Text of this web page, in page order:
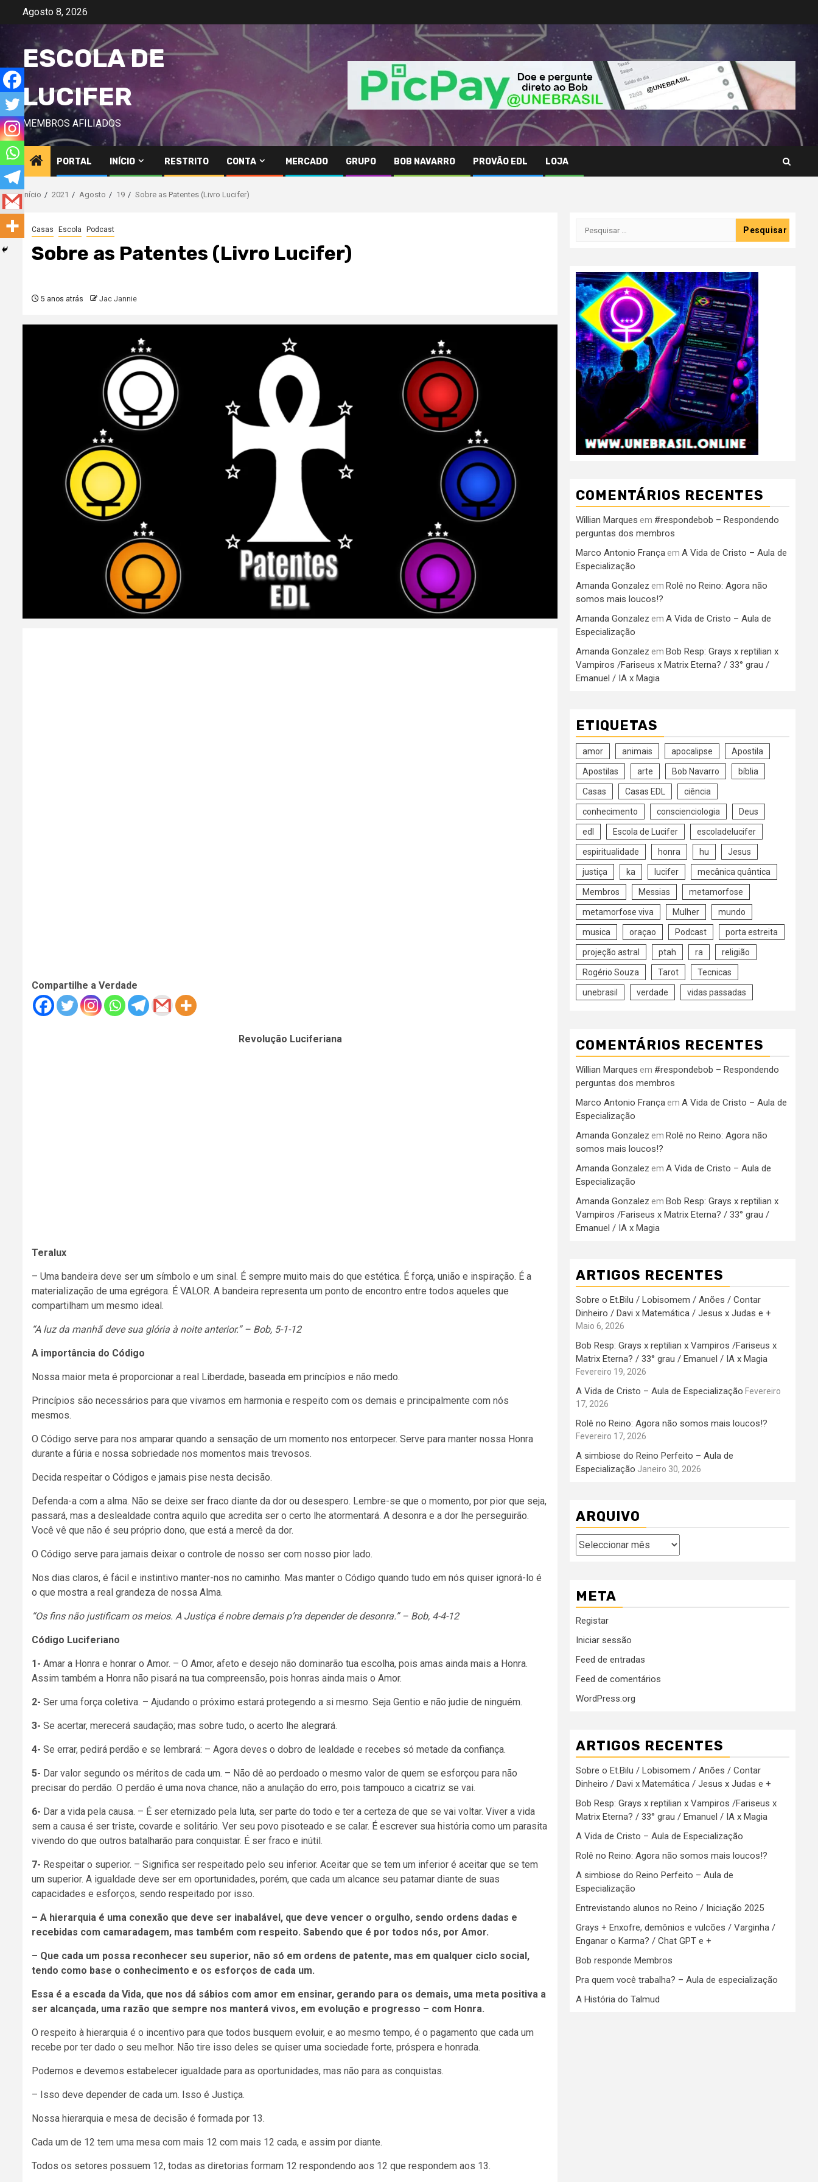
Avançar
conteúdo
Agosto 8, 2026
ESCOLA DE
LUCIFER
MEMBROS AFILIADOS
PORTAL INÍCIO RESTRITO CONTA MERCADO GRUPO BOB NAVARRO PROVÃO EDL LOJA
Início 2021 Agosto 19 Sobre as Patentes (Livro Lucifer)
Casas Escola Podcast
Sobre as Patentes (Livro Lucifer)
5 anos atrás Jac Jannie
Compartilhe a Verdade
Revolução Luciferiana
Teralux
– Uma bandeira deve ser um símbolo e um sinal. É sempre muito mais do que estética. É força, união e inspiração. É a
materialização de uma egrégora. É VALOR. A bandeira representa um ponto de encontro entre todos aqueles que
compartilham um mesmo ideal.
“A luz da manhã deve sua glória à noite anterior.” – Bob, 5-1-12
A importância do Código
Nossa maior meta é proporcionar a real Liberdade, baseada em princípios e não medo.
Princípios são necessários para que vivamos em harmonia e respeito com os demais e principalmente com nós
mesmos.
O Código serve para nos amparar quando a sensação de um momento nos entorpecer. Serve para manter nossa Honra
durante a fúria e nossa sobriedade nos momentos mais trevosos.
Decida respeitar o Códigos e jamais pise nesta decisão.
Defenda-a com a alma. Não se deixe ser fraco diante da dor ou desespero. Lembre-se que o momento, por pior que seja,
passará, mas a deslealdade contra aquilo que acredita ser o certo lhe atormentará. A desonra e a dor lhe perseguirão.
Você vê que não é seu próprio dono, que está a mercê da dor.
O Código serve para jamais deixar o controle de nosso ser com nosso pior lado.
Nos dias claros, é fácil e instintivo manter-nos no caminho. Mas manter o Código quando tudo em nós quiser ignorá-lo é
o que mostra a real grandeza de nossa Alma.
“Os fins não justificam os meios. A Justiça é nobre demais p’ra depender de desonra.” – Bob, 4-4-12
Código Luciferiano
1- Amar a Honra e honrar o Amor. – O Amor, afeto e desejo não dominarão tua escolha, pois amas ainda mais a Honra.
Assim também a Honra não pisará na tua compreensão, pois honras ainda mais o Amor.
2- Ser uma força coletiva. – Ajudando o próximo estará protegendo a si mesmo. Seja Gentio e não judie de ninguém.
3- Se acertar, merecerá saudação; mas sobre tudo, o acerto lhe alegrará.
4- Se errar, pedirá perdão e se lembrará: – Agora deves o dobro de lealdade e recebes só metade da confiança.
5- Dar valor segundo os méritos de cada um. – Não dê ao perdoado o mesmo valor de quem se esforçou para não
precisar do perdão. O perdão é uma nova chance, não a anulação do erro, pois tampouco a cicatriz se vai.
6- Dar a vida pela causa. – É ser eternizado pela luta, ser parte do todo e ter a certeza de que se vai voltar. Viver a vida
sem a causa é ser triste, covarde e solitário. Ver seu povo pisoteado e se calar. É escrever sua história como um parasita
vivendo do que outros batalharão para conquistar. É ser fraco e inútil.
7- Respeitar o superior. – Significa ser respeitado pelo seu inferior. Aceitar que se tem um inferior é aceitar que se tem
um superior. A igualdade deve ser em oportunidades, porém, que cada um alcance seu patamar diante de suas
capacidades e esforços, sendo respeitado por isso.
– A hierarquia é uma conexão que deve ser inabalável, que deve vencer o orgulho, sendo ordens dadas e
recebidas com camaradagem, mas também com respeito. Sabendo que é por todos nós, por Amor.
– Que cada um possa reconhecer seu superior, não só em ordens de patente, mas em qualquer ciclo social,
tendo como base o conhecimento e os esforços de cada um.
Essa é a escada da Vida, que nos dá sábios com amor em ensinar, gerando para os demais, uma meta positiva a
ser alcançada, uma razão que sempre nos manterá vivos, em evolução e progresso – com Honra.
O respeito à hierarquia é o incentivo para que todos busquem evoluir, e ao mesmo tempo, é o pagamento que cada um
recebe por ter dado o seu melhor. Não tire isso deles se quiser uma sociedade forte, próspera e honrada.
Podemos e devemos estabelecer igualdade para as oportunidades, mas não para as conquistas.
– Isso deve depender de cada um. Isso é Justiça.
Nossa hierarquia e mesa de decisão é formada por 13.
Cada um de 12 tem uma mesa com mais 12 com mais 12 cada, e assim por diante.
Todos os setores possuem 12, todas as diretorias formam 12 respondendo aos 12 que respondem aos 13.
Pesquisar
COMENTÁRIOS RECENTES
Willian Marques em #respondebob – Respondendo
perguntas dos membros
Marco Antonio França em A Vida de Cristo – Aula de
Especialização
Amanda Gonzalez em Rolê no Reino: Agora não
somos mais loucos!?
Amanda Gonzalez em A Vida de Cristo – Aula de
Especialização
Amanda Gonzalez em Bob Resp: Grays x reptilian x
Vampiros /Fariseus x Matrix Eterna? / 33° grau /
Emanuel / IA x Magia
ETIQUETAS
amor animais apocalipse Apostila
Apostilas arte Bob Navarro bíblia
Casas Casas EDL ciência
conhecimento conscienciologia Deus
edl Escola de Lucifer escoladelucifer
espiritualidade honra hu Jesus
justiça ka lucifer mecânica quântica
Membros Messias metamorfose
metamorfose viva Mulher mundo
musica oraçao Podcast porta estreita
projeção astral ptah ra religião
Rogério Souza Tarot Tecnicas
unebrasil verdade vidas passadas
COMENTÁRIOS RECENTES
Willian Marques em #respondebob – Respondendo
perguntas dos membros
Marco Antonio França em A Vida de Cristo – Aula de
Especialização
Amanda Gonzalez em Rolê no Reino: Agora não
somos mais loucos!?
Amanda Gonzalez em A Vida de Cristo – Aula de
Especialização
Amanda Gonzalez em Bob Resp: Grays x reptilian x
Vampiros /Fariseus x Matrix Eterna? / 33° grau /
Emanuel / IA x Magia
ARTIGOS RECENTES
Sobre o Et.Bilu / Lobisomem / Anões / Contar
Dinheiro / Davi x Matemática / Jesus x Judas e +
Maio 6, 2026
Bob Resp: Grays x reptilian x Vampiros /Fariseus x
Matrix Eterna? / 33° grau / Emanuel / IA x Magia
Fevereiro 19, 2026
A Vida de Cristo – Aula de Especialização Fevereiro
17, 2026
Rolê no Reino: Agora não somos mais loucos!?
Fevereiro 17, 2026
A simbiose do Reino Perfeito – Aula de
Especialização Janeiro 30, 2026
ARQUIVO
Arquivo
META
Registar
Iniciar sessão
Feed de entradas
Feed de comentários
WordPress.org
ARTIGOS RECENTES
Sobre o Et.Bilu / Lobisomem / Anões / Contar
Dinheiro / Davi x Matemática / Jesus x Judas e +
Bob Resp: Grays x reptilian x Vampiros /Fariseus x
Matrix Eterna? / 33° grau / Emanuel / IA x Magia
A Vida de Cristo – Aula de Especialização
Rolê no Reino: Agora não somos mais loucos!?
A simbiose do Reino Perfeito – Aula de
Especialização
Entrevistando alunos no Reino / Iniciação 2025
Grays + Enxofre, demônios e vulcões / Varginha /
Enganar o Karma? / Chat GPT e +
Bob responde Membros
Pra quem você trabalha? – Aula de especialização
A História do Talmud